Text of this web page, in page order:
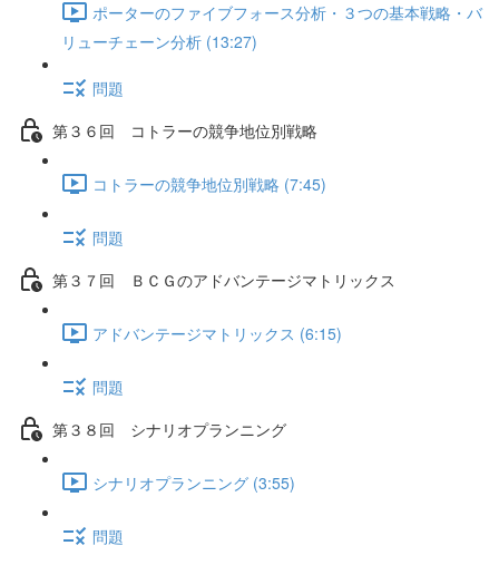
ポーターのファイブフォース分析・３つの基本戦略・バ
リューチェーン分析 (13:27)
問題
第３６回 コトラーの競争地位別戦略
コトラーの競争地位別戦略 (7:45)
問題
第３７回 ＢＣＧのアドバンテージマトリックス
アドバンテージマトリックス (6:15)
問題
第３８回 シナリオプランニング
シナリオプランニング (3:55)
問題